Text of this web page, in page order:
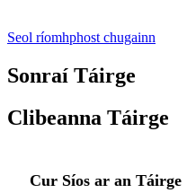
Seol ríomhphost chugainn
Sonraí Táirge
Clibeanna Táirge
Cur Síos ar an Táirge